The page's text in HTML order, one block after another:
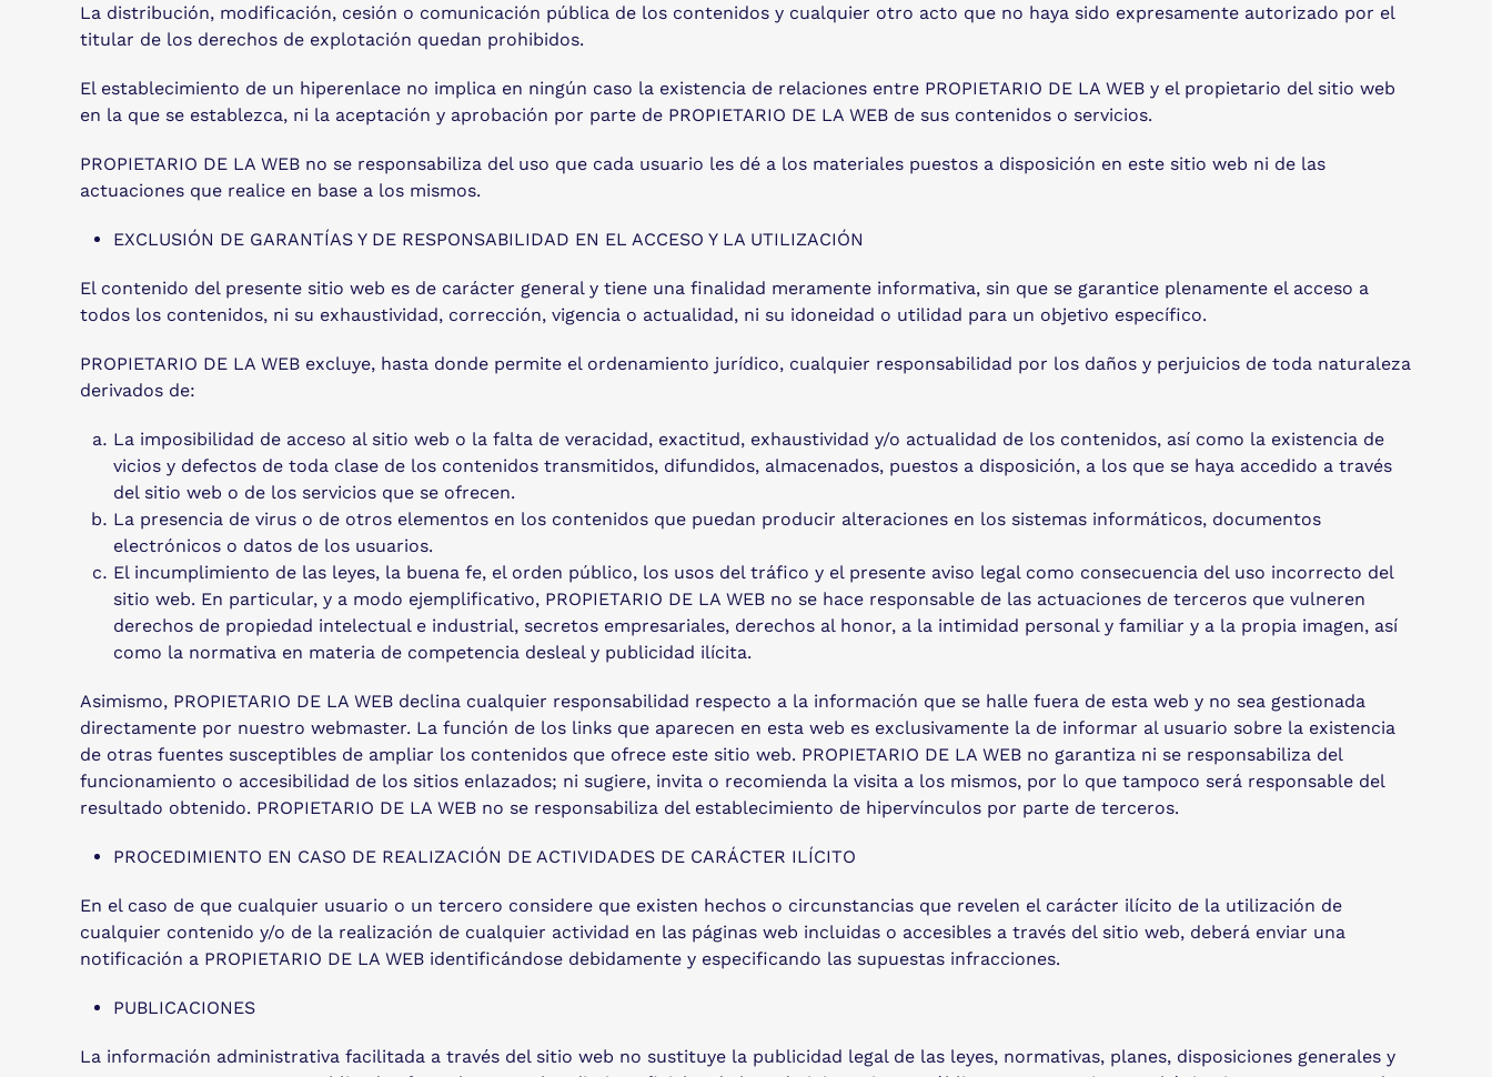
La distribución, modificación, cesión o comunicación pública de los contenidos y cualquier otro acto que no haya sido expresamente autorizado por el
titular de los derechos de explotación quedan prohibidos.
El establecimiento de un hiperenlace no implica en ningún caso la existencia de relaciones entre PROPIETARIO DE LA WEB y el propietario del sitio web
en la que se establezca, ni la aceptación y aprobación por parte de PROPIETARIO DE LA WEB de sus contenidos o servicios.
PROPIETARIO DE LA WEB no se responsabiliza del uso que cada usuario les dé a los materiales puestos a disposición en este sitio web ni de las
actuaciones que realice en base a los mismos.
EXCLUSIÓN DE GARANTÍAS Y DE RESPONSABILIDAD EN EL ACCESO Y LA UTILIZACIÓN
El contenido del presente sitio web es de carácter general y tiene una finalidad meramente informativa, sin que se garantice plenamente el acceso a
todos los contenidos, ni su exhaustividad, corrección, vigencia o actualidad, ni su idoneidad o utilidad para un objetivo específico.
PROPIETARIO DE LA WEB excluye, hasta donde permite el ordenamiento jurídico, cualquier responsabilidad por los daños y perjuicios de toda naturaleza
derivados de:
La imposibilidad de acceso al sitio web o la falta de veracidad, exactitud, exhaustividad y/o actualidad de los contenidos, así como la existencia de
vicios y defectos de toda clase de los contenidos transmitidos, difundidos, almacenados, puestos a disposición, a los que se haya accedido a través
del sitio web o de los servicios que se ofrecen.
La presencia de virus o de otros elementos en los contenidos que puedan producir alteraciones en los sistemas informáticos, documentos
electrónicos o datos de los usuarios.
El incumplimiento de las leyes, la buena fe, el orden público, los usos del tráfico y el presente aviso legal como consecuencia del uso incorrecto del
sitio web. En particular, y a modo ejemplificativo, PROPIETARIO DE LA WEB no se hace responsable de las actuaciones de terceros que vulneren
derechos de propiedad intelectual e industrial, secretos empresariales, derechos al honor, a la intimidad personal y familiar y a la propia imagen, así
como la normativa en materia de competencia desleal y publicidad ilícita.
Asimismo, PROPIETARIO DE LA WEB declina cualquier responsabilidad respecto a la información que se halle fuera de esta web y no sea gestionada
directamente por nuestro webmaster. La función de los links que aparecen en esta web es exclusivamente la de informar al usuario sobre la existencia
de otras fuentes susceptibles de ampliar los contenidos que ofrece este sitio web. PROPIETARIO DE LA WEB no garantiza ni se responsabiliza del
funcionamiento o accesibilidad de los sitios enlazados; ni sugiere, invita o recomienda la visita a los mismos, por lo que tampoco será responsable del
resultado obtenido. PROPIETARIO DE LA WEB no se responsabiliza del establecimiento de hipervínculos por parte de terceros.
PROCEDIMIENTO EN CASO DE REALIZACIÓN DE ACTIVIDADES DE CARÁCTER ILÍCITO
En el caso de que cualquier usuario o un tercero considere que existen hechos o circunstancias que revelen el carácter ilícito de la utilización de
cualquier contenido y/o de la realización de cualquier actividad en las páginas web incluidas o accesibles a través del sitio web, deberá enviar una
notificación a PROPIETARIO DE LA WEB identificándose debidamente y especificando las supuestas infracciones.
PUBLICACIONES
La información administrativa facilitada a través del sitio web no sustituye la publicidad legal de las leyes, normativas, planes, disposiciones generales y